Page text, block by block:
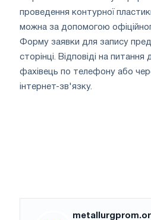
проведення контурної
можна за допомогою
Форму заявки для запису
сторінці. Відповіді на
фахівець по телефону або
інтернет-зв'язку.